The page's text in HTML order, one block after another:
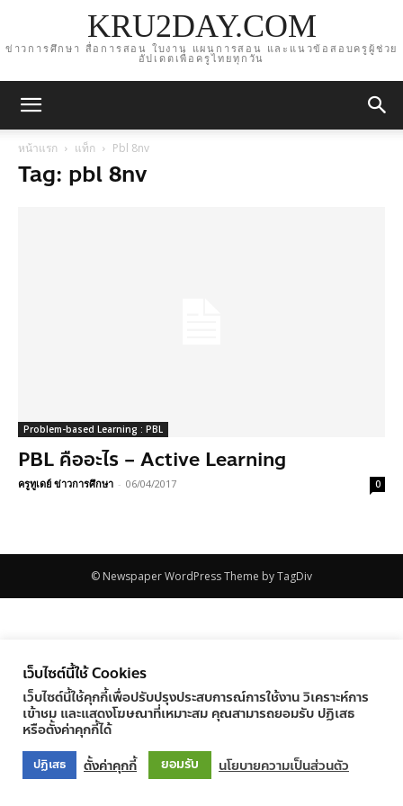
KRU2DAY.COM
ข่าวการศึกษา สื่อการสอน ใบงาน แผนการสอน และแนวข้อสอบครูผู้ช่วย
อัปเดตเพื่อครูไทยทุกวัน
หน้าแรก แท็ก Pbl 8nv
Tag: pbl 8nv
Problem-based Learning : PBL
PBL คืออะไร – Active Learning
ครูทูเดย์ ข่าวการศึกษา - 06/04/2017 0
© Newspaper WordPress Theme by TagDiv
เว็บไซต์นี้ใช้ Cookies
เว็บไซต์นี้ใช้คุกกี้เพื่อปรับปรุงประสบการณ์การใช้งาน วิเคราะห์การ
เข้าชม และแสดงโฆษณาที่เหมาะสม คุณสามารถยอมรับ ปฏิเสธ
หรือตั้งค่าคุกกี้ได้
ปฏิเสธ ตั้งค่าคุกกี้ ยอมรับ นโยบายความเป็นส่วนตัว